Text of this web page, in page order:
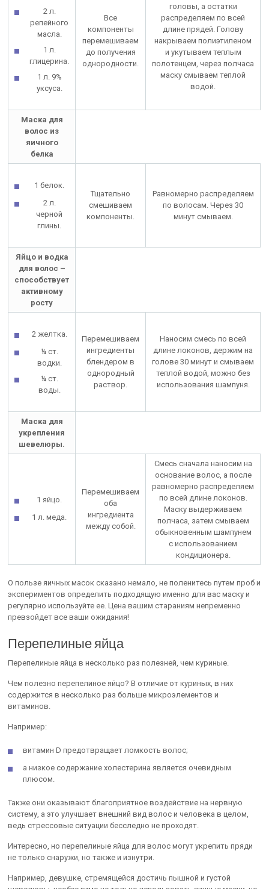
2 л.
репейного
масла.
1 л.
глицерина.
1 л. 9%
уксуса.
Все
компоненты
перемешиваем
до получения
однородности.
головы, а остатки
распределяем по всей
длине прядей. Голову
накрываем полиэтиленом
и укутываем теплым
полотенцем, через полчаса
маску смываем теплой
водой.
Маска для
волос из
яичного
белка
1 белок.
2 л.
черной
глины.
Тщательно
смешиваем
компоненты.
Равномерно распределяем
по волосам. Через 30
минут смываем.
Яйцо и водка
для волос –
способствует
активному
росту
2 желтка.
¼ ст.
водки.
¼ ст.
воды.
Перемешиваем
ингредиенты
блендером в
однородный
раствор.
Наносим смесь по всей
длине локонов, держим на
голове 30 минут и смываем
теплой водой, можно без
использования шампуня.
Маска для
укрепления
шевелюры.
1 яйцо.
1 л. меда.
Перемешиваем
оба
ингредиента
между собой.
Смесь сначала наносим на
основание волос, а после
равномерно распределяем
по всей длине локонов.
Маску выдерживаем
полчаса, затем смываем
обыкновенным шампунем
с использованием
кондиционера.
О пользе яичных масок сказано немало, не поленитесь путем проб и
экспериментов определить подходящую именно для вас маску и
регулярно используйте ее. Цена вашим стараниям непременно
превзойдет все ваши ожидания!
Перепелиные яйца
Перепелиные яйца в несколько раз полезней, чем куриные.
Чем полезно перепелиное яйцо? В отличие от куриных, в них
содержится в несколько раз больше микроэлементов и
витаминов.
Например:
витамин D предотвращает ломкость волос;
а низкое содержание холестерина является очевидным
плюсом.
Также они оказывают благоприятное воздействие на нервную
систему, а это улучшает внешний вид волос и человека в целом,
ведь стрессовые ситуации бесследно не проходят.
Интересно, но перепелиные яйца для волос могут укрепить пряди
не только снаружи, но также и изнутри.
Например, девушке, стремящейся достичь пышной и густой